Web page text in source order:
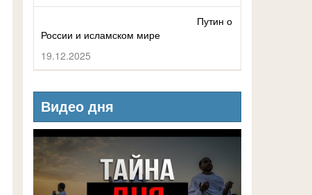
Путин о
России и исламском мире
19.12.2025
Видео дня